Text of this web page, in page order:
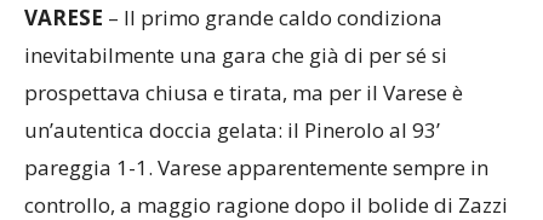
VARESE – Il primo grande caldo condiziona
inevitabilmente una gara che già di per sé si
prospettava chiusa e tirata, ma per il Varese è
un’autentica doccia gelata: il Pinerolo al 93’
pareggia 1-1. Varese apparentemente sempre in
controllo, a maggio ragione dopo il bolide di Zazzi